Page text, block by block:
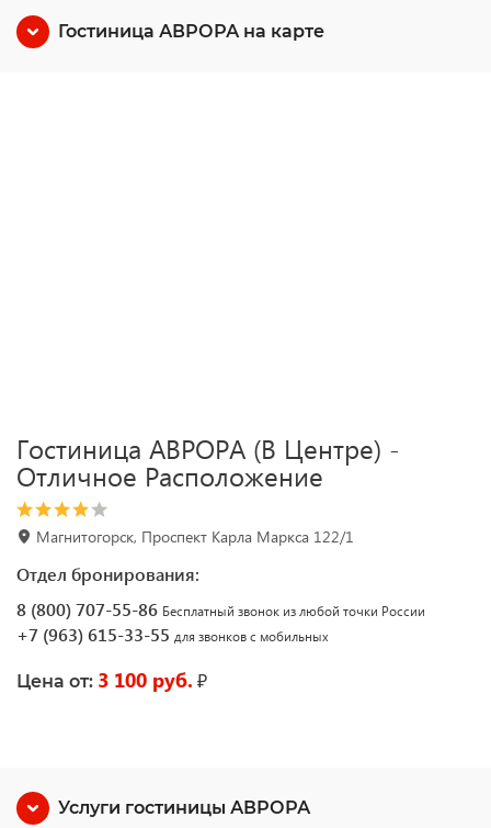
Гостиница АВРОРА на карте
Гостиница АВРОРА (В Центре) -
Отличное Расположение
Магнитогорск, Проспект Карла Маркса 122/1
Отдел бронирования:
8 (800) 707-55-86 Бесплатный звонок из любой точки России
+7 (963) 615-33-55 для звонков с мобильных
Цена от: 3 100 руб. ₽
Услуги гостиницы АВРОРА